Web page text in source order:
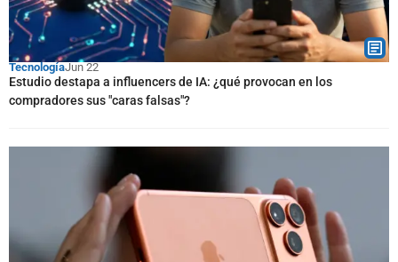
TecnologíaJun 22
Estudio destapa a influencers de IA: ¿qué provocan en los
compradores sus "caras falsas"?